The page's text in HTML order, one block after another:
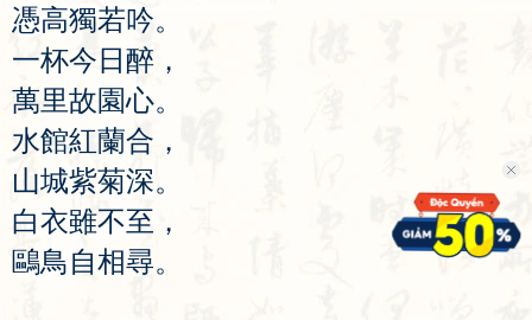
憑高獨若吟。
一杯今 日 醉 ，
萬里故園心。
水館紅蘭合 ，
山城紫菊深。
白衣雖不至 ，
鷗鳥自相尋。